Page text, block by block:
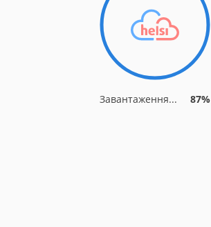
Завантаження... 87%